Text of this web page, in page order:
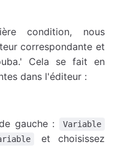
condition, nous
correspondante et
Cela se fait en
dans l'éditeur :
gauche : Variable
et choisissez